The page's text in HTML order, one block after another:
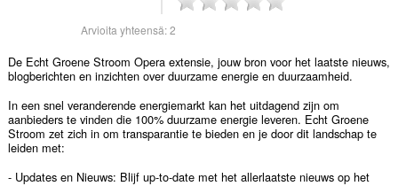
Arvioita yhteensä:2
De Echt Groene Stroom Opera extensie, jouw bron voor het laatste nieuws,
blogberichten en inzichten over duurzame energie en duurzaamheid.
In een snel veranderende energiemarkt kan het uitdagend zijn om
aanbieders te vinden die 100% duurzame energie leveren. Echt Groene
Stroom zet zich in om transparantie te bieden en je door dit landschap te
leiden met:
- Updates en Nieuws: Blijf up-to-date met het allerlaatste nieuws op het